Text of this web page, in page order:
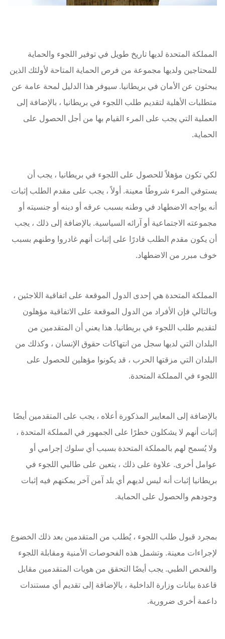
المملكة المتحدة لديها تاريخ طويل في توفير اللجوء والحماية
للمحتاجين ولديها مجموعة من فرص الحماية المتاحة لأولئك الذين
يبحثون عن الأمان في بريطانيا. سيوفر هذا الدليل لمحة عامة عن
متطلبات الأهلية لتقديم طلب اللجوء في بريطانيا ، بالإضافة إلى
العملية التي يجب على المرء القيام بها من أجل الحصول على
الحماية.
لكي تكون مؤهلاً للحصول على اللجوء في بريطانيا ، يجب أن
يستوفي المرء شروطًا معينة. أولاً ، يجب على مقدم الطلب إثبات
أنه يواجه الاضطهاد في وطنه بسبب عرقه أو دينه أو جنسيته أو
مجموعته الاجتماعية أو آرائه السياسية. بالإضافة إلى ذلك ، يجب
أن يكون مقدم الطلب قادرًا على إثبات أنهم غادروا وطنهم بسبب
خوف مبرر من الاضطهاد.
المملكة المتحدة هي إحدى الدول الموقعة على اتفاقية اللاجئين ،
وبالتالي فإن الأفراد من الدول الموقعة على الاتفاقية مؤهلون
لتقديم طلب اللجوء في بريطانيا. هذا يعني أن المتقدمين من
البلدان التي لديها سجل من انتهاكات حقوق الإنسان ، وكذلك من
البلدان التي مزقتها الحرب ، قد يكونوا مؤهلين للحصول على
اللجوء في المملكة المتحدة.
بالإضافة إلى المعايير المذكورة أعلاه ، يجب على المتقدمين أيضًا
إثبات أنهم لا يشكلون خطرًا على الجمهور في المملكة المتحدة ،
ولا يُسمح لهم بالمملكة المتحدة بسبب أي سلوك إجرامي أو
عوامل أخرى. علاوة على ذلك ، يتعين على طالبي اللجوء في
بريطانيا إثبات أنه ليس لديهم أي بلد آمن آخر يمكنهم فيه إثبات
وجودهم والحصول على الحماية.
بمجرد قبول طلب اللجوء ، يُطلب من المتقدمين بعد ذلك الخضوع
لإجراءات معينة. وتشمل هذه الفحوصات الأمنية ومقابلة اللجوء
والفحص الطبي. يجب أيضًا التحقق من هويات المتقدمين مقابل
قاعدة بيانات وزارة الداخلية ، بالإضافة إلى تقديم أي مستندات
داعمة أخرى ضرورية.